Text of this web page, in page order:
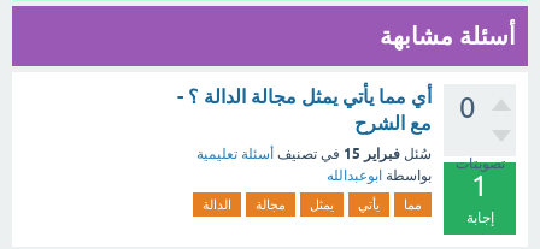
أسئلة مشابهة
0
تصويتات
1
إجابة
أي مما يأتي يمثل مجالة الدالة ؟ -
مع الشرح
سُئل فبراير 15 في تصنيف أسئلة تعليمية
بواسطة ابوعبدالله
مما يأتي يمثل مجالة الدالة